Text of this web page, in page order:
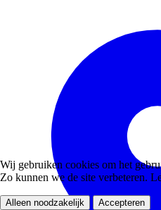
Wij gebruiken cookies om het
Zo kunnen we de site verbeteren.
Alleen noodzakelijk Accepteren